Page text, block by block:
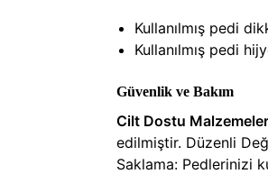
Kullanılmış pedi
Kullanılmış pedi
Güvenlik ve Bakım
Cilt Dostu
edilmiştir. Düzenli
Saklama: Pedlerinizi